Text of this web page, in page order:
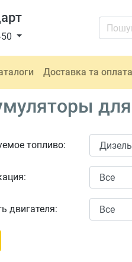
Доставка та оплата
для
топливо:
двигателя: